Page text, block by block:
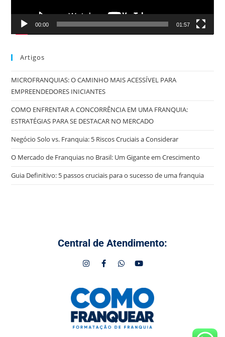
00:00 01:57
Artigos
MICROFRANQUIAS: O CAMINHO MAIS ACESSÍVEL PARA
EMPREENDEDORES INICIANTES
COMO ENFRENTAR A CONCORRÊNCIA EM UMA FRANQUIA:
ESTRATÉGIAS PARA SE DESTACAR NO MERCADO
Negócio Solo vs. Franquia: 5 Riscos Cruciais a Considerar
O Mercado de Franquias no Brasil: Um Gigante em Crescimento
Guia Definitivo: 5 passos cruciais para o sucesso de uma franquia
Central de Atendimento: